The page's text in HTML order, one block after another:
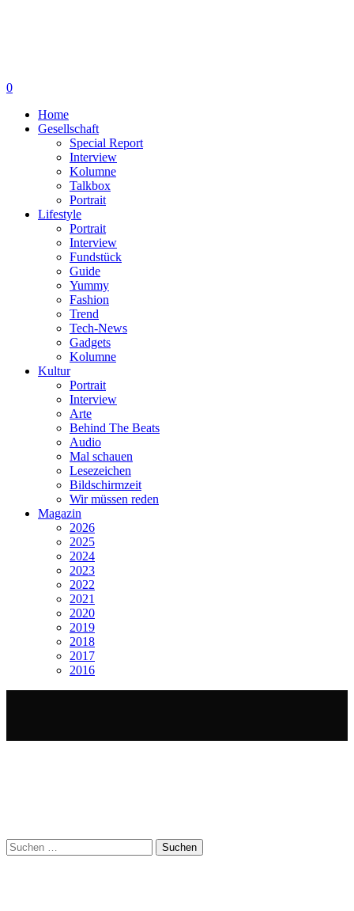
0
Home
Gesellschaft
Special Report
Interview
Kolumne
Talkbox
Portrait
Lifestyle
Portrait
Interview
Fundstück
Guide
Yummy
Fashion
Trend
Tech-News
Gadgets
Kolumne
Kultur
Portrait
Interview
Arte
Behind The Beats
Audio
Mal schauen
Lesezeichen
Bildschirmzeit
Wir müssen reden
Magazin
2026
2025
2024
2023
2022
2021
2020
2019
2018
2017
2016
Suchen
nach: